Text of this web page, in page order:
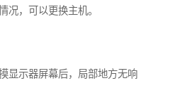
况，可以更换主机。
显示器屏幕后，局部地方无响